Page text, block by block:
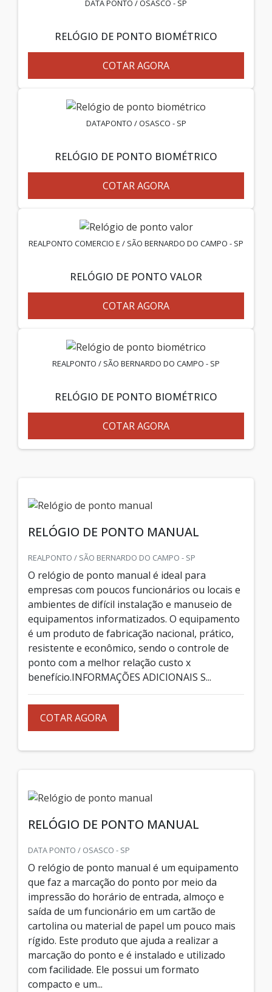
DATA PONTO / OSASCO - SP
RELÓGIO DE PONTO BIOMÉTRICO
COTAR AGORA
DATAPONTO / OSASCO - SP
RELÓGIO DE PONTO BIOMÉTRICO
COTAR AGORA
REALPONTO COMERCIO E / SÃO BERNARDO DO CAMPO - SP
RELÓGIO DE PONTO VALOR
COTAR AGORA
REALPONTO / SÃO BERNARDO DO CAMPO - SP
RELÓGIO DE PONTO BIOMÉTRICO
COTAR AGORA
RELÓGIO DE PONTO MANUAL
REALPONTO / SÃO BERNARDO DO CAMPO - SP
O relógio de ponto manual é ideal para
empresas com poucos funcionários ou locais e
ambientes de difícil instalação e manuseio de
equipamentos informatizados. O equipamento
é um produto de fabricação nacional, prático,
resistente e econômico, sendo o controle de
ponto com a melhor relação custo x
benefício.INFORMAÇÕES ADICIONAIS S...
COTAR AGORA
RELÓGIO DE PONTO MANUAL
DATA PONTO / OSASCO - SP
O relógio de ponto manual é um equipamento
que faz a marcação do ponto por meio da
impressão do horário de entrada, almoço e
saída de um funcionário em um cartão de
cartolina ou material de papel um pouco mais
rígido. Este produto que ajuda a realizar a
marcação do ponto e é instalado e utilizado
com facilidade. Ele possui um formato
compacto e um...